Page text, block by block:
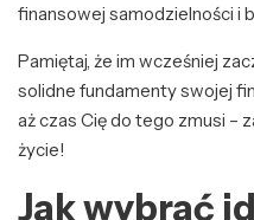
finansowej samodzielności i
Pamiętaj, że im wcześniej
solidne fundamenty swojej
aż czas Cię do tego zmusi –
życie!
Jak wybrać